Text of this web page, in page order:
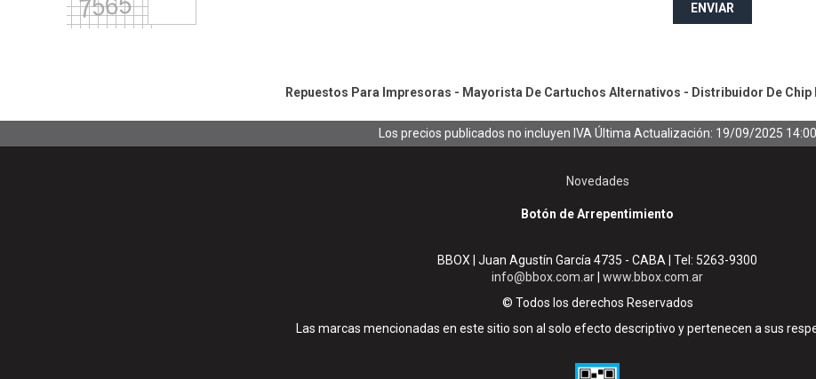
ENVIAR
Repuestos Para Impresoras - Mayorista De Cartuchos Alternativos - Distribuidor De Chip
Los precios publicados no incluyen IVA Última Actualización: 19/09/2025 14:00
Novedades
Botón de Arrepentimiento
BBOX | Juan Agustín García 4735 - CABA | Tel: 5263-9300
info@bbox.com.ar www.bbox.com.ar
© Todos los derechos Reservados
Las marcas mencionadas en este sitio son al solo efecto descriptivo y pertenecen a sus